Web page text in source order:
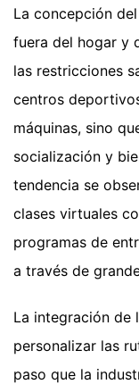
La concepción
fuera del hogar y
las restricciones
centros
máquinas, sino
socialización y
tendencia se
clases virtuales
programas de
a través de
La integración de
personalizar las
paso que la